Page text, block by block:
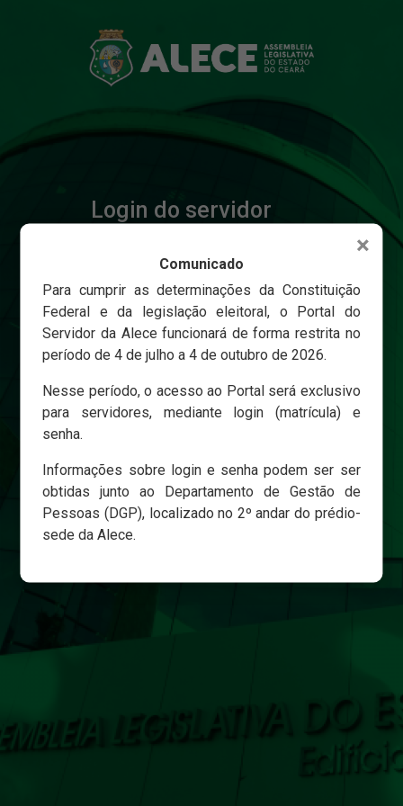
Login do servidor
Senha
Esqueci minha senha
×
Comunicado
Para cumprir as determinações da Constituição
Federal e da legislação eleitoral, o Portal do
Servidor da Alece funcionará de forma restrita no
período de 4 de julho a 4 de outubro de 2026.
Nesse período, o acesso ao Portal será exclusivo
para servidores, mediante login (matrícula) e
senha.
Informações sobre login e senha podem ser ser
obtidas junto ao Departamento de Gestão de
Pessoas (DGP), localizado no 2º andar do prédio-
sede da Alece.